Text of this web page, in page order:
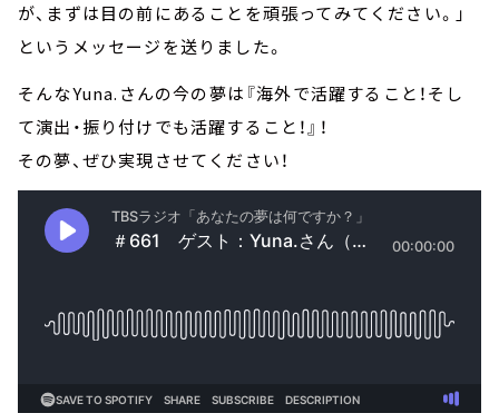
が、まずは目の前にあることを頑張ってみてください。」
というメッセージを送りました。
そんなYuna.さんの今の夢は『海外で活躍すること！そし
て演出・振り付けでも活躍すること！』！
その夢、ぜひ実現させてください！